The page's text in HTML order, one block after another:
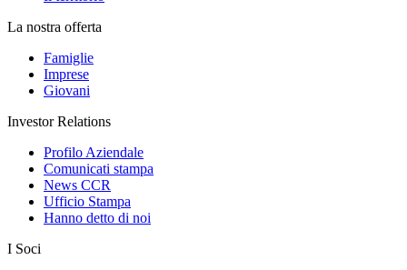
La nostra offerta
Famiglie
Imprese
Giovani
Investor Relations
Profilo Aziendale
Comunicati stampa
News CCR
Ufficio Stampa
Hanno detto di noi
I Soci